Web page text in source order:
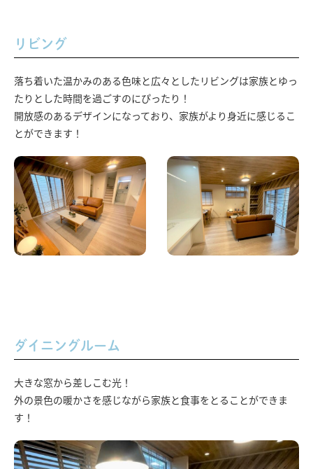
リビング
落ち着いた温かみのある色味と広々としたリビングは家族とゆっ
たりとした時間を過ごすのにぴったり！
開放感のあるデザインになっており、家族がより身近に感じるこ
とができます！
ダイニングルーム
大きな窓から差しこむ光！
外の景色の暖かさを感じながら家族と食事をとることができま
す！